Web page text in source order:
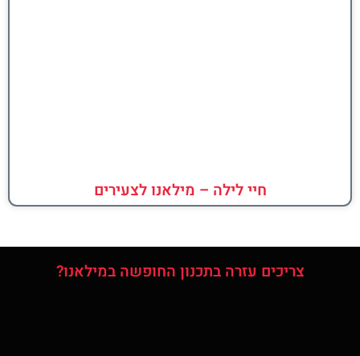
חיי לילה – מילאנו לצעירים
צריכים עזרה בתכנון החופשה במילאנו?